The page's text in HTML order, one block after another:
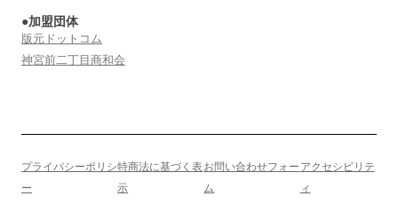
ビ
ゲ
ョ
ン
●加盟団体
版元ドットコム
神宮前二丁目商和会
プライバシーポリシ
ー
特商法に基づく表
示
お問い合わせフォー
ム
アクセシビリテ
ィ